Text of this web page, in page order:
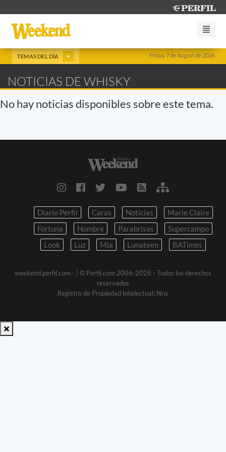
Friday 7 de August de 2026
TEMAS DEL DÍA
NOTICIAS DE WHISKY
No hay noticias disponibles sobre este tema.
Diario Perfil Caras Noticias
Marie Claire
Fortuna
Hombre Parabrisas
Supercampo
Look
Luz Mia Lunateen BATimes
weekend.perfil.com -
| © Perfil.com 2006-2026 - Todos los derechos
reservados
Registro de Propiedad Intelectual: Nro.